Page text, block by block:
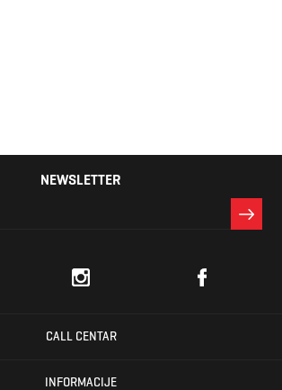
NEWSLETTER
CALL CENTAR
INFORMACIJE